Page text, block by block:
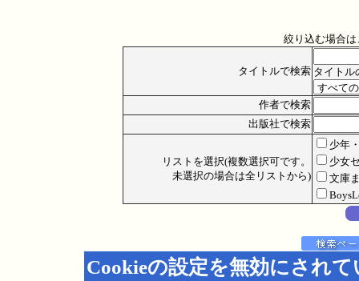
絞り込む場合
タイトルで検索 タイトル
作者で検索
出版社で検索
リストを選択(複数選択可です。
未選択の場合は全リストから)
少年
少女
文庫
Cookieの設定を無効にされ